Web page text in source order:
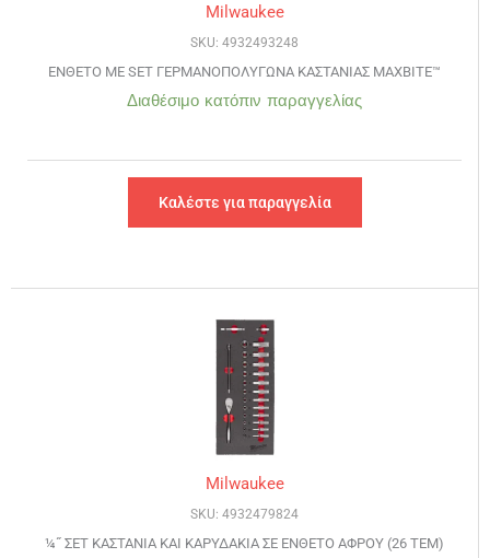
Milwaukee
SKU: 4932493248
ΕΝΘΕΤΟ ΜΕ SET ΓΕΡΜΑΝΟΠΟΛΥΓΩΝΑ ΚΑΣΤΑΝΙΑΣ MAXBITE™
Διαθέσιμο κατόπιν παραγγελίας
Καλέστε για παραγγελία
Milwaukee
SKU: 4932479824
¼˝ ΣΕΤ ΚΑΣΤΑΝΙΑ ΚΑΙ ΚΑΡΥΔΑΚΙΑ ΣΕ ΕΝΘΕΤΟ ΑΦΡΟΥ (26 ΤΕΜ)